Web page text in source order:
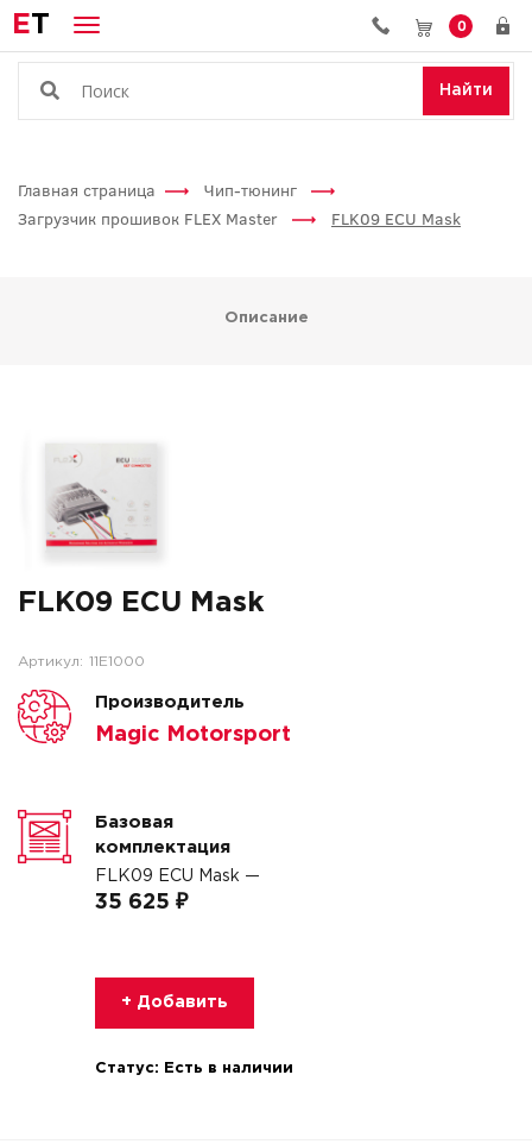
ET 0
Найти
Главная страница
Чип-тюнинг
Загрузчик прошивок FLEX Master
FLK09 ECU Mask
Описание
FLK09 ECU Mask
Артикул: 11E1000
Производитель
Magic Motorsport
Базовая
комплектация
FLK09 ECU Mask —
35 625 ₽
+ Добавить
Статус: Есть в наличии